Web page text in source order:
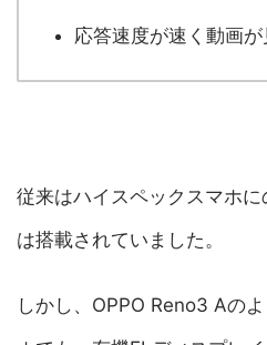
応答速度が速く動画
従来はハイスペックスマホ
は搭載されていました。
しかし、OPPO Reno3 Aの